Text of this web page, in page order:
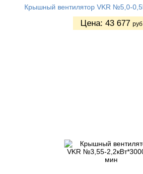
Крышный вентилятор VKR №5,0-
Цена: 43 677 руб